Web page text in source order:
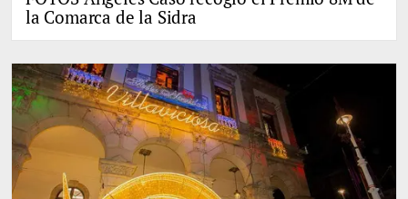
la Comarca de la Sidra